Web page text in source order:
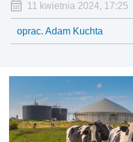
11 kwietnia 2024, 17:25
oprac. Adam Kuchta